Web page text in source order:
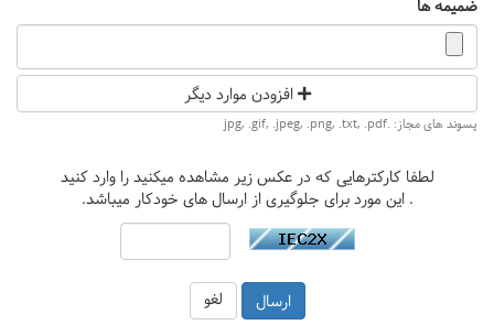
ضمیمه ها
افزودن موارد دیگر
پسوند های مجاز: .jpg, .gif, .jpeg, .png, .txt, .pdf
لطفا کارکترهایی که در عکس زیر مشاهده میکنید را وارد کنید
. این مورد برای جلوگیری از ارسال های خودکار میباشد.
لغو